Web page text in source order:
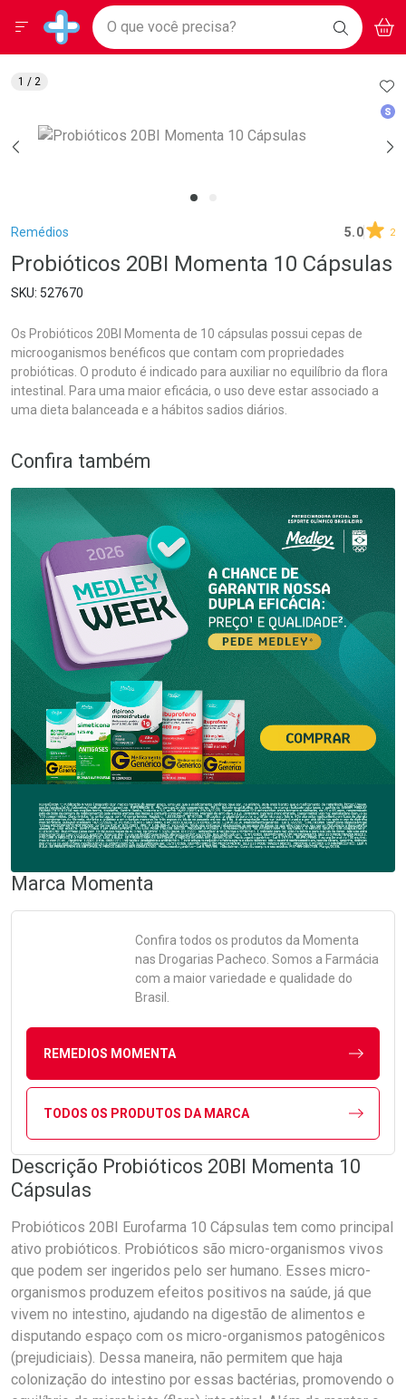
Drogarias Pacheco
Baixe nosso APP e aproveite Ofertas Exclusivas!
BAIXE
O APP
Ir direto para a home
pela página
Ir direto para o conteúdo
Ir direto para a busca
Ir direto para a conta
Ir direto para a notificações
Ir direto para o carrinho
Faça a sua busca
O que você precisa? BUSCAR
Menu
Breadcrumb
Remédios 5.0 2
Probióticos 20BI Momenta 10 Cápsulas
527670
Os Probióticos 20BI Momenta de 10 cápsulas possui cepas de
microoganismos benéficos que contam com propriedades
probióticas. O produto é indicado para auxiliar no equilíbrio da flora
intestinal. Para uma maior eficácia, o uso deve estar associado a
uma dieta balanceada e a hábitos sadios diários.
1 / 2
Confira também
Marca Momenta
Confira todos os produtos da Momenta
nas Drogarias Pacheco. Somos a Farmácia
com a maior variedade e qualidade do
Brasil.
REMEDIOS MOMENTA
TODOS OS PRODUTOS DA MARCA
Descrição Probióticos 20BI Momenta 10
Cápsulas
Probióticos 20BI Eurofarma 10 Cápsulas tem como principal
ativo probióticos. Probióticos são micro-organismos vivos
que podem ser ingeridos pelo ser humano. Esses micro-
organismos produzem efeitos positivos na saúde, já que
vivem no intestino, ajudando na digestão de alimentos e
disputando espaço com os micro-organismos patogênicos
(prejudiciais). Dessa maneira, não permitem que haja
colonização do intestino por essas bactérias, promovendo o